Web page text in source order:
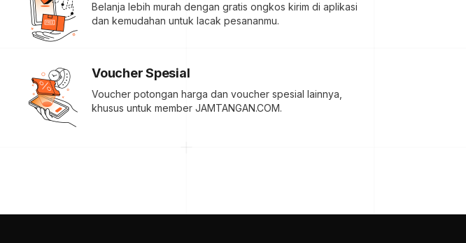
Belanja lebih murah dengan gratis ongkos kirim di aplikasi
dan kemudahan untuk lacak pesananmu.
Voucher Spesial
Voucher potongan harga dan voucher spesial lainnya,
khusus untuk member JAMTANGAN.COM.